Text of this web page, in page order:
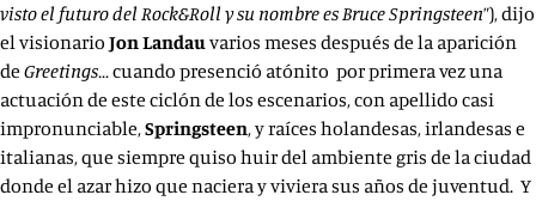
visto el futuro del Rock&Roll y su nombre es Bruce Springsteen”), dijo
el visionario Jon Landauvarios meses después de la aparición
de Greetings…cuando presenció atónito por primera vez una
actuación de este ciclón de los escenarios, con apellido casi
impronunciable,Springsteen, y raíces holandesas, irlandesas e
italianas, que siempre quiso huir del ambiente gris de la ciudad
donde el azar hizo que naciera y viviera sus años de juventud. Y